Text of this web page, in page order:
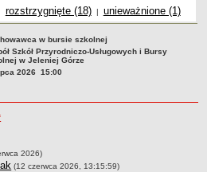
Ogłoszenia o naborze
rozstrzygnięte (18)| Ogłoszenia o naborze
unieważnione (1)
w bursie szkolnej
Szkół Przyrodniczo-Usługowych i Bursy
w Jeleniej Górze
2026 15:00
2026)
(12 czerwca 2026, 13:15:59)